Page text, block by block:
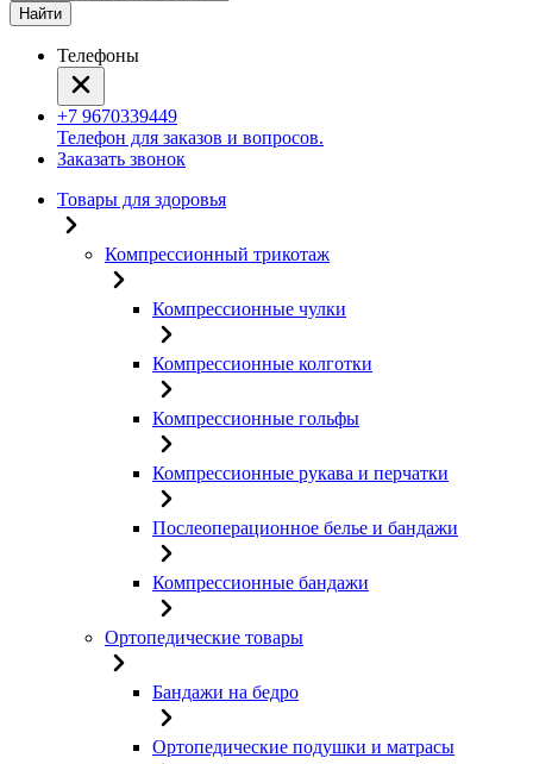
Найти
Телефоны
+7 9670339449
Телефон для заказов и вопросов.
Заказать звонок
Товары для здоровья
Компрессионный трикотаж
Компрессионные чулки
Компрессионные колготки
Компрессионные гольфы
Компрессионные рукава и перчатки
Послеоперационное белье и бандажи
Компрессионные бандажи
Ортопедические товары
Бандажи на бедро
Ортопедические подушки и матрасы